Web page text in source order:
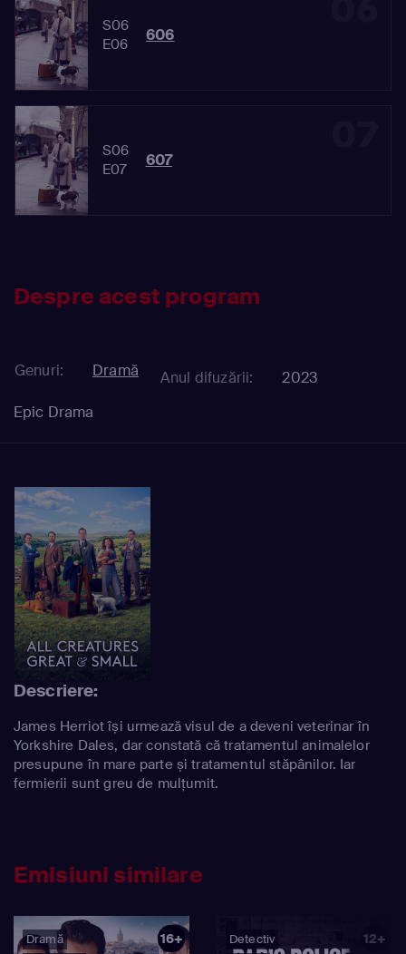
S06
E06
606
S06
E07
607
Despre acest program
Genuri: Dramă Anul difuzării:
2023
Epic Drama
Descriere:
James Herriot își urmează visul de a deveni veterinar în
Yorkshire Dales, dar constată că tratamentul animalelor
presupune în mare parte și tratamentul stăpânilor. Iar
fermierii sunt greu de mulțumit.
Emisiuni similare
Dramă
16+
Detectiv
12+